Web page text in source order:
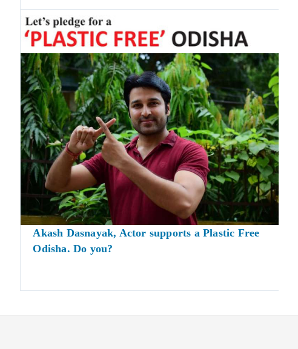
Akash Dasnayak, Actor supports a Plastic Free
Odisha. Do you?